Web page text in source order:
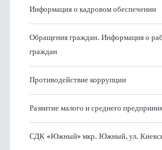
Информация о кадровом обеспечении
Обращения граждан. Информация о
граждан
Противодействие коррупции
Развитие малого и среднего
СДК «Южный» мкр. Южный, ул.